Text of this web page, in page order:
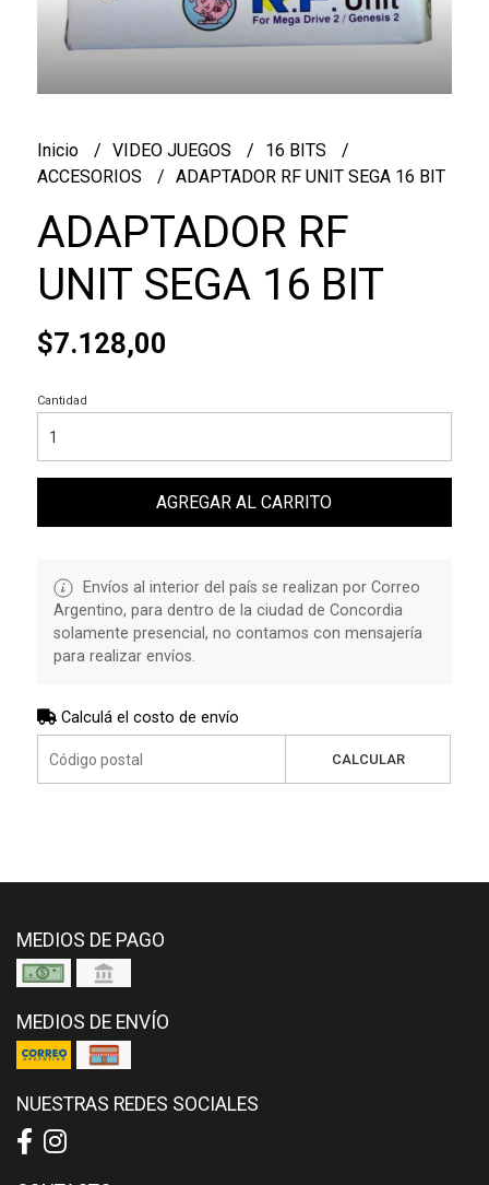
Inicio VIDEO JUEGOS
16 BITS
ACCESORIOS
ADAPTADOR RF UNIT SEGA 16 BIT
ADAPTADOR RF
UNIT SEGA 16 BIT
$7.128,00
Cantidad
AGREGAR AL CARRITO
Envíos al interior del país se realizan por Correo
Argentino, para dentro de la ciudad de Concordia
solamente presencial, no contamos con mensajería
para realizar envíos.
Calculá el costo de envío
CALCULAR
MEDIOS DE PAGO
MEDIOS DE ENVÍO
NUESTRAS REDES SOCIALES